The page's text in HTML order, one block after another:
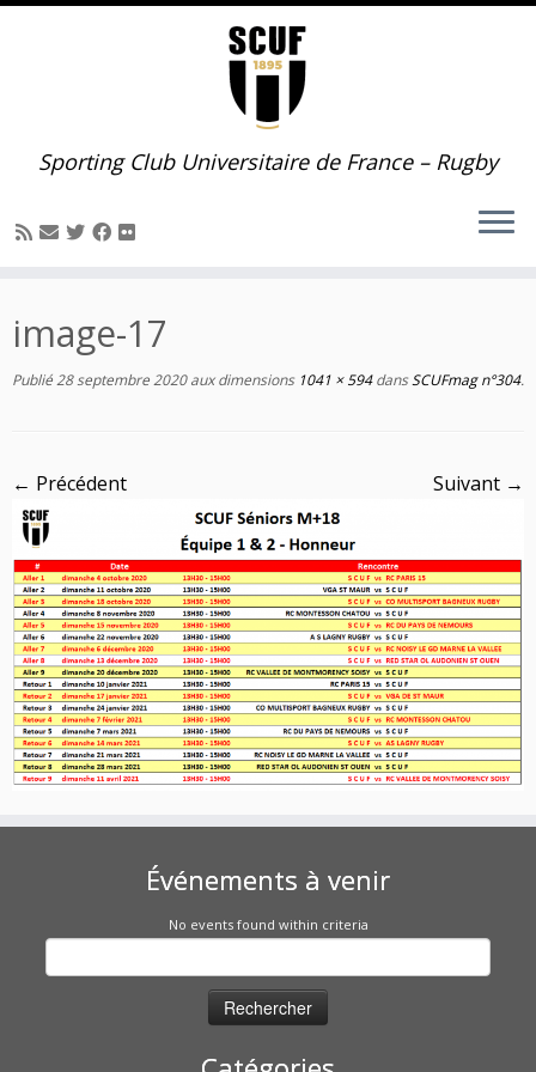
Passer
Sporting Club Universitaire de France – Rugby
image-17
Publié28 septembre 2020aux dimensions1041 × 594dansSCUFmag n°304.
← Précédent Suivant →
Événements à venir
No events found within criteria
Rechercher :